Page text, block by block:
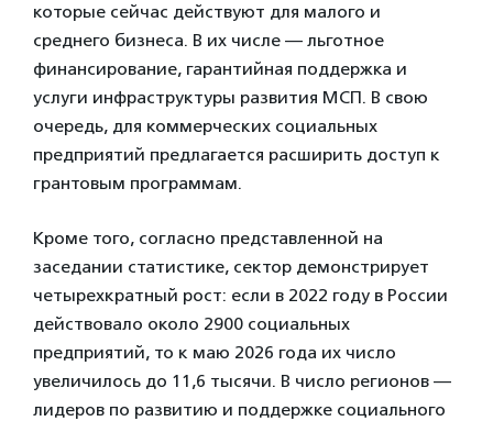
которые сейчас действуют для малого и
среднего бизнеса. В их числе — льготное
финансирование, гарантийная поддержка и
услуги инфраструктуры развития МСП. В свою
очередь, для коммерческих социальных
предприятий предлагается расширить доступ к
грантовым программам.
Кроме того, согласно представленной на
заседании статистике, сектор демонстрирует
четырехкратный рост: если в 2022 году в России
действовало около 2900 социальных
предприятий, то к маю 2026 года их число
увеличилось до 11,6 тысячи. В число регионов —
лидеров по развитию и поддержке социального